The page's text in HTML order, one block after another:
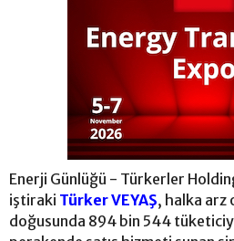
Enerji Günlüğü - Türkerler
iştiraki Türker VEYAŞ, halka arz
doğusunda 894 bin 544